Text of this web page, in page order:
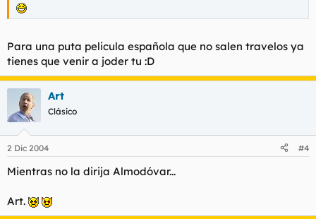
Para una puta pelicula española que no salen travelos ya
tienes que venir a joder tu :D
Art
Clásico
2 Dic 2004 #4
Mientras no la dirija Almodóvar...
Art.